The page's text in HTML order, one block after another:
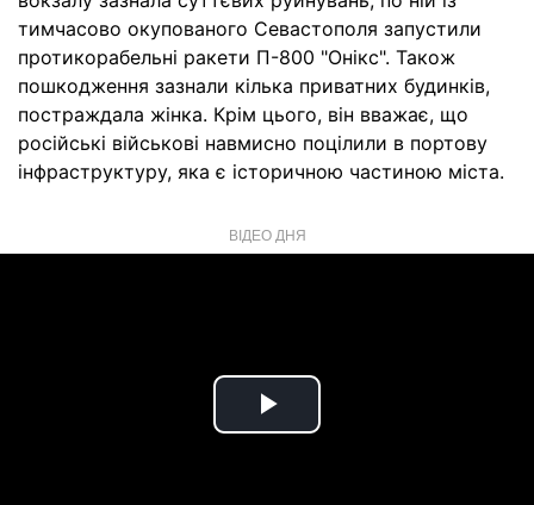
тимчасово окупованого Севастополя запустили
протикорабельні ракети П-800 "Онікс". Також
пошкодження зазнали кілька приватних будинків,
постраждала жінка. Крім цього, він вважає, що
російські військові навмисно поцілили в портову
інфраструктуру, яка є історичною частиною міста.
ВІДЕО ДНЯ
Play